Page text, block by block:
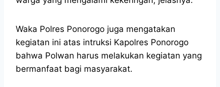
Waka Polres Ponorogo juga mengatakan
kegiatan ini atas intruksi Kapolres Ponorogo
bahwa Polwan harus melakukan kegiatan yang
bermanfaat bagi masyarakat.